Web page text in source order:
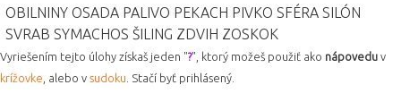
OBILNINY OSADA PALIVO PEKACH PIVKO SFÉRA SILÓN
SVRAB SYMACHOS ŠILING ZDVIH ZOSKOK
Vyriešením tejto úlohy získaš jeden "?", ktorý možeš použiť ako nápovedu v
krížovke , alebo v sudoku . Stačí byť prihlásený.